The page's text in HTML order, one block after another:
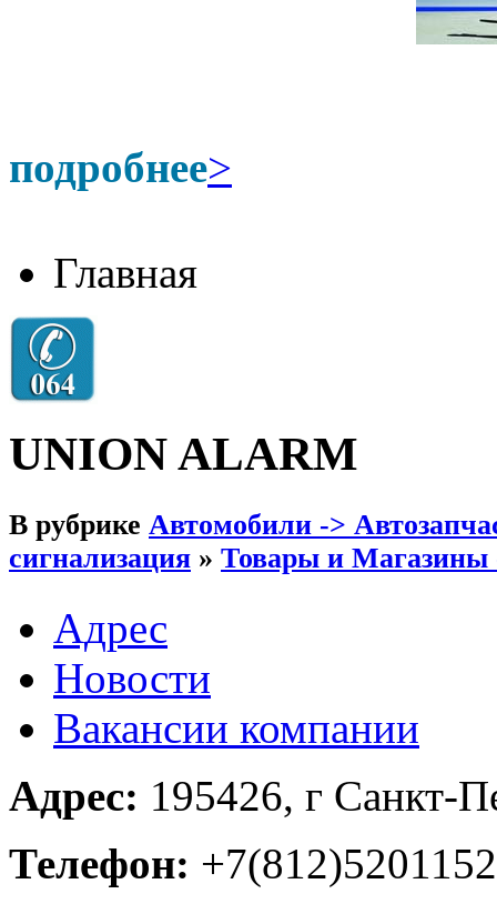
подробнее>
Главная
UNION ALARM
В рубрике Автомобили ->
сигнализация » Товары и Магазины
Адрес
Новости
Вакансии компании
Адрес: 195426, г Санкт-
Телефон: +7(812)5201152